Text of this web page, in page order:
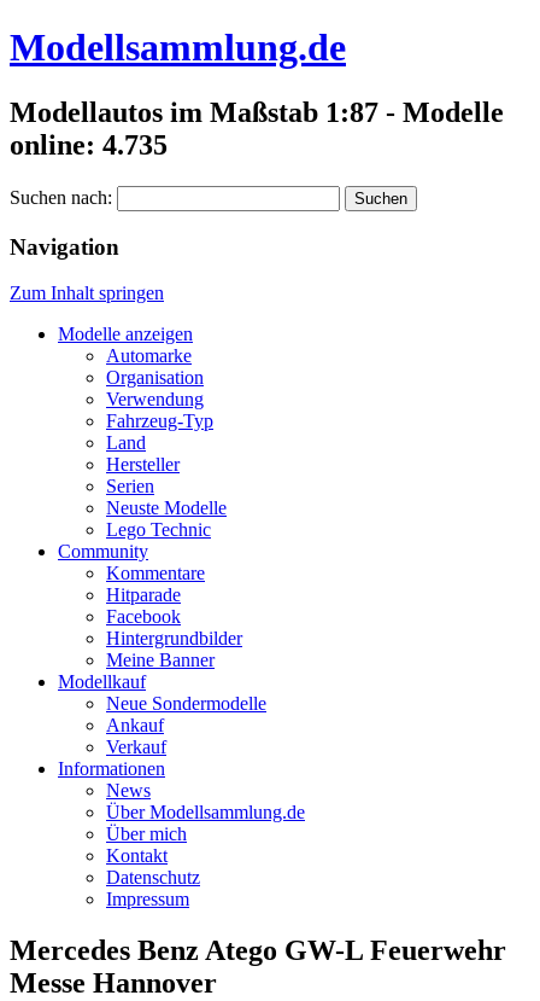
Modellsammlung.de
Modellautos im Maßstab 1:87 - Modelle
online: 4.735
Suchen nach:
Navigation
Zum Inhalt springen
Modelle anzeigen
Automarke
Organisation
Verwendung
Fahrzeug-Typ
Land
Hersteller
Serien
Neuste Modelle
Lego Technic
Community
Kommentare
Hitparade
Facebook
Hintergrundbilder
Meine Banner
Modellkauf
Neue Sondermodelle
Ankauf
Verkauf
Informationen
News
Über Modellsammlung.de
Über mich
Kontakt
Datenschutz
Impressum
Mercedes Benz Atego GW-L Feuerwehr
Messe Hannover